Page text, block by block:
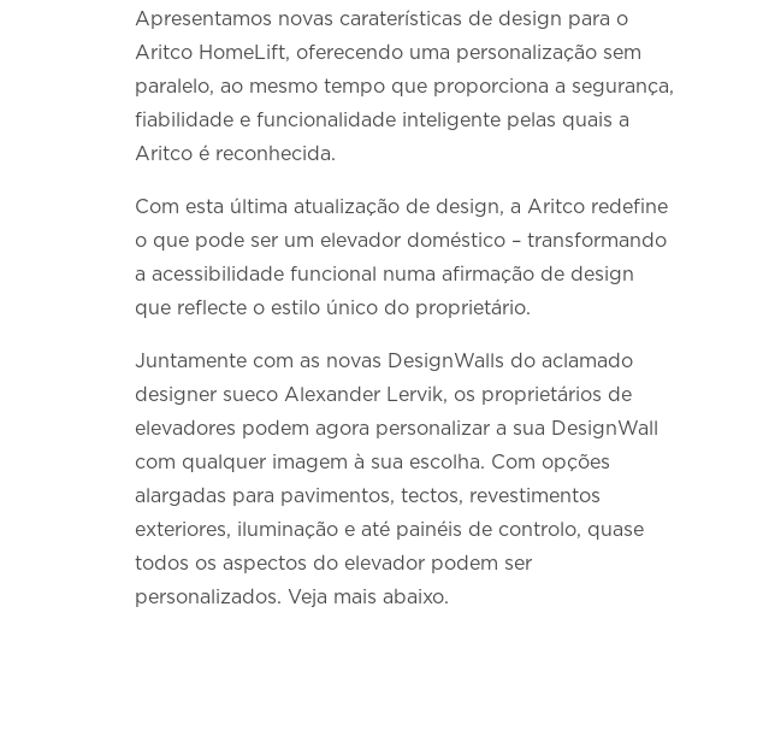
Apresentamos novas caraterísticas de design para o
Aritco HomeLift, oferecendo uma personalização sem
paralelo, ao mesmo tempo que proporciona a segurança,
fiabilidade e funcionalidade inteligente pelas quais a
Aritco é reconhecida.
Com esta última atualização de design, a Aritco redefine
o que pode ser um elevador doméstico – transformando
a acessibilidade funcional numa afirmação de design
que reflecte o estilo único do proprietário.
Juntamente com as novas DesignWalls do aclamado
designer sueco Alexander Lervik, os proprietários de
elevadores podem agora personalizar a sua DesignWall
com qualquer imagem à sua escolha. Com opções
alargadas para pavimentos, tectos, revestimentos
exteriores, iluminação e até painéis de controlo, quase
todos os aspectos do elevador podem ser
personalizados. Veja mais abaixo.